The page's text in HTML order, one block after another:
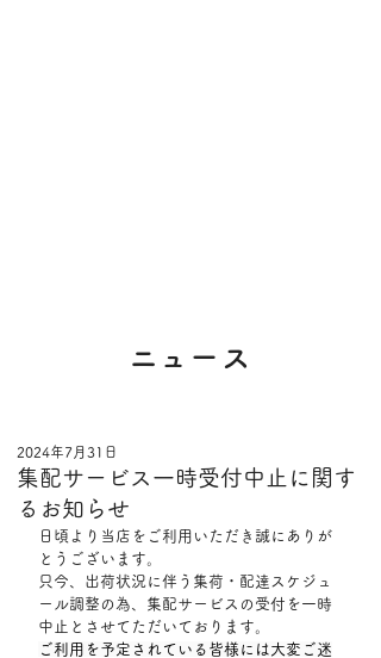
​ニュース
集配サービス一時受付中止に関す
るお知らせ
2024年7月31日
日頃より当店をご利用いただき誠にありが
とうございます。
只今、出荷状況に伴う集荷・配達スケジュ
ール調整の為、集配サービスの受付を一時
中止とさせてただいております。
ご利用を予定されている皆様には大変ご迷